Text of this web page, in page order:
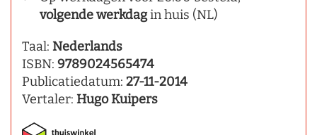
volgende werkdagin huis (NL)
Taal: Nederlands
ISBN: 9789024565474
Publicatiedatum: 27-11-2014
Vertaler: Hugo Kuipers